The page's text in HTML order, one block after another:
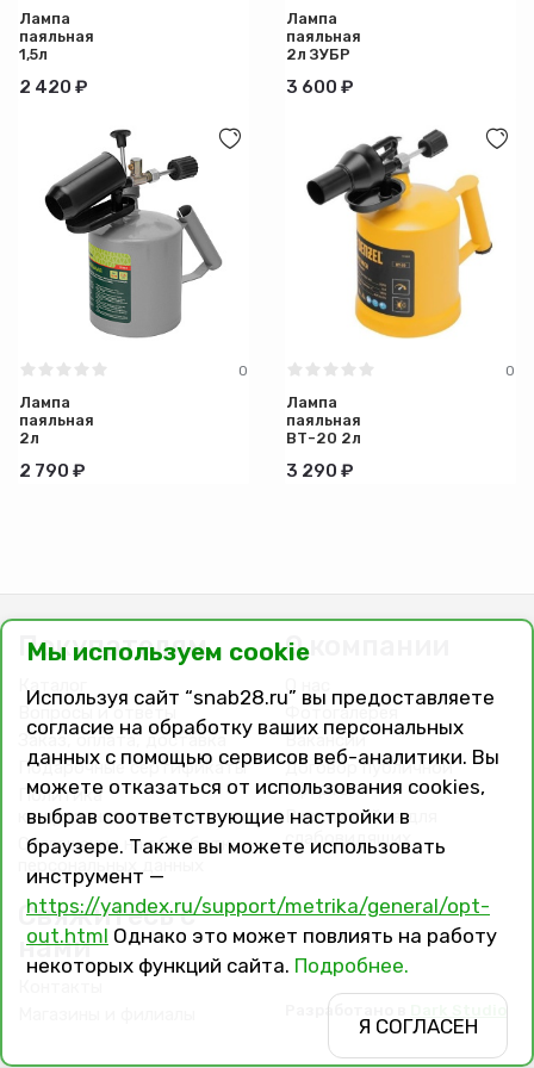
Лампа
паяльная
1,5л
2 420 ₽
Лампа
паяльная
2л ЗУБР
СМ-20
3 600 ₽
0
Лампа
паяльная
2л
2 790 ₽
0
Лампа
паяльная
ВТ-20 2л
3 290 ₽
Покупателям
Каталог
Вопросы и ответы
Заказ, оплата, доставка
Подарочные сертификаты
Политика
конфиденциальности
Соглашение на обработку
О компании
О нас
Фотогалерея
Вакансии
Договор публичной
оферты
Версия сайта для
слабовидящих
Свяжитесь с
нами
Мы используем cookie
Используя сайт “snab28.ru” вы предоставляете
согласие на обработку ваших персональных
данных с помощью сервисов веб-аналитики. Вы
можете отказаться от использования cookies,
выбрав соответствующие настройки в
браузере. Также вы можете использовать
инструмент —
https://yandex.ru/support/metrika/general/opt-
out.html Однако это может повлиять на работу
некоторых функций сайта. Подробнее.
Я СОГЛАСЕН